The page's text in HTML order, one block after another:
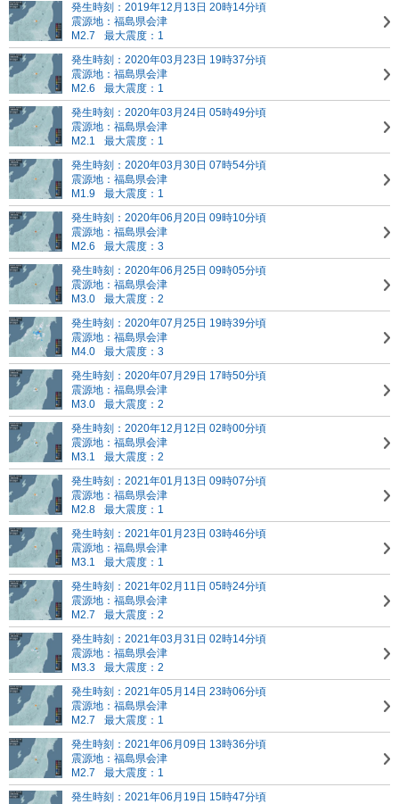
発生時刻：2019年12月13日 20時14分頃
震源地：福島県会津
M2.7
最大震度：1
発生時刻：2020年03月23日 19時37分頃
震源地：福島県会津
M2.6
最大震度：1
発生時刻：2020年03月24日 05時49分頃
震源地：福島県会津
M2.1
最大震度：1
発生時刻：2020年03月30日 07時54分頃
震源地：福島県会津
M1.9
最大震度：1
発生時刻：2020年06月20日 09時10分頃
震源地：福島県会津
M2.6
最大震度：3
発生時刻：2020年06月25日 09時05分頃
震源地：福島県会津
M3.0
最大震度：2
発生時刻：2020年07月25日 19時39分頃
震源地：福島県会津
M4.0
最大震度：3
発生時刻：2020年07月29日 17時50分頃
震源地：福島県会津
M3.0
最大震度：2
発生時刻：2020年12月12日 02時00分頃
震源地：福島県会津
M3.1
最大震度：2
発生時刻：2021年01月13日 09時07分頃
震源地：福島県会津
M2.8
最大震度：1
発生時刻：2021年01月23日 03時46分頃
震源地：福島県会津
M3.1
最大震度：1
発生時刻：2021年02月11日 05時24分頃
震源地：福島県会津
M2.7
最大震度：2
発生時刻：2021年03月31日 02時14分頃
震源地：福島県会津
M3.3
最大震度：2
発生時刻：2021年05月14日 23時06分頃
震源地：福島県会津
M2.7
最大震度：1
発生時刻：2021年06月09日 13時36分頃
震源地：福島県会津
M2.7
最大震度：1
発生時刻：2021年06月19日 15時47分頃